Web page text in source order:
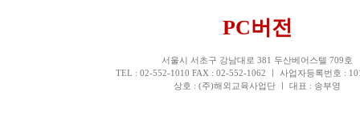
PC버전
서울시 서초구 강남대로 381 두산베어스텔 709호
TEL : 02-552-1010 FAX : 02-552-1062 ㅣ 사업자등록번호 :
상호 : (주)해외교육사업단 ㅣ 대표 : 송부영